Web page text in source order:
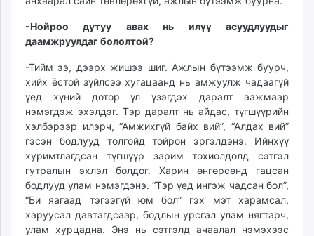
-Нойроо дутуу авах нь илүү асуудлуудыг
даамжруулдаг бололтой?
-Тийм ээ, дээрх жишээ шиг. Ажлын бүтээмж буурч,
хийх ёстой зүйлсээ хугацаанд нь амжуулж чадаагүй
үед хүний дотор үл үзэгдэх даралт аажмаар
нэмэгдэж эхэлдэг. Тэр даралт нь айдас, түгшүүрийн
хэлбэрээр илэрч, “Амжихгүй байх вий”, “Алдах вий”
гэсэн бодлууд толгойд тойрон эргэлдэнэ. Ийнхүү
хуримтлагдсан түгшүүр зарим тохиолдолд сэтгэл
гутралын эхлэл болдог. Харин өнгөрсөнд гацсан
бодлууд улам нэмэгдэнэ. “Тэр үед ингэж чадсан бол”,
“Би яагаад тэгээгүй юм бол” гэх мэт харамсал,
харуусал давтагдсаар, бодлын урсгал улам нягтарч,
улам хурцадна. Энэ нь сэтгэлд ачаалал нэмэхээс